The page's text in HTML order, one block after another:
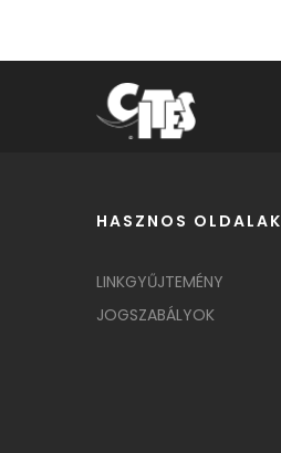
HASZNOS OLDALAK
LINKGYŰJTEMÉNY
JOGSZABÁLYOK